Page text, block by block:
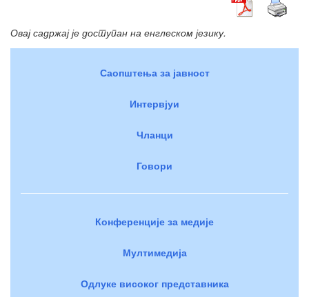
Овај садржај је доступан на енглеском језику.
Саопштења за јавност
Интервјуи
Чланци
Говори
Конференције за медије
Мултимедија
Одлуке високог представника